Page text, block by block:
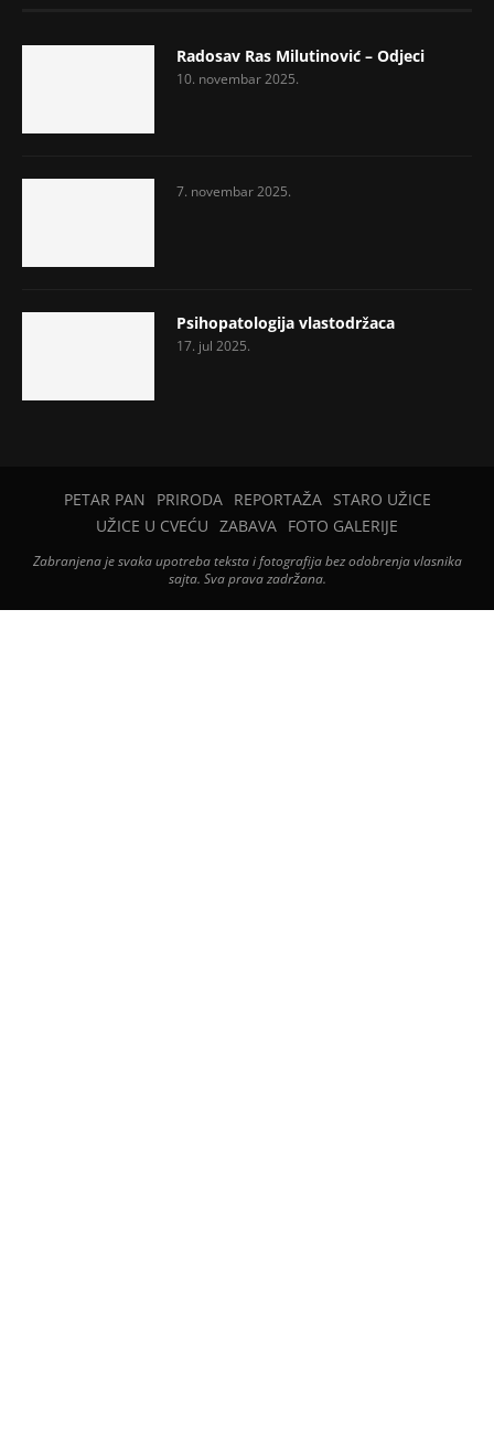
Radosav Ras Milutinović – Odjeci
10. novembar 2025.
7. novembar 2025.
Psihopatologija vlastodržaca
17. jul 2025.
PETAR PAN PRIRODA REPORTAŽA
STARO UŽICE
UŽICE U CVEĆU ZABAVA FOTO GALERIJE
Zabranjena je svaka upotreba teksta i fotografija bez odobrenja vlasnika
sajta. Sva prava zadržana.